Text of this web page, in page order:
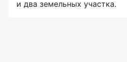
и два земельных участка.